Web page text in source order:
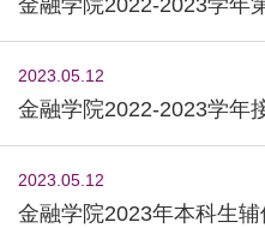
2023.05.12
金融学院2022-2023学年
2023.05.12
金融学院2023年本科生